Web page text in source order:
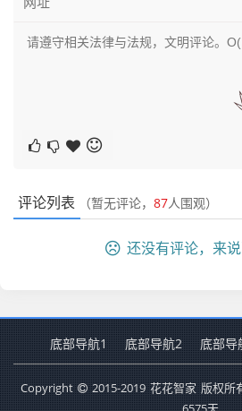
评论列表 （暂无评论， 87人围观）
还没有评论，来
底部导航1 底部导航2 底部导
Copyright 2015-2019 花花智家 版权所